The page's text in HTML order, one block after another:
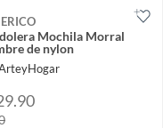
Mochila Morral
de nylon